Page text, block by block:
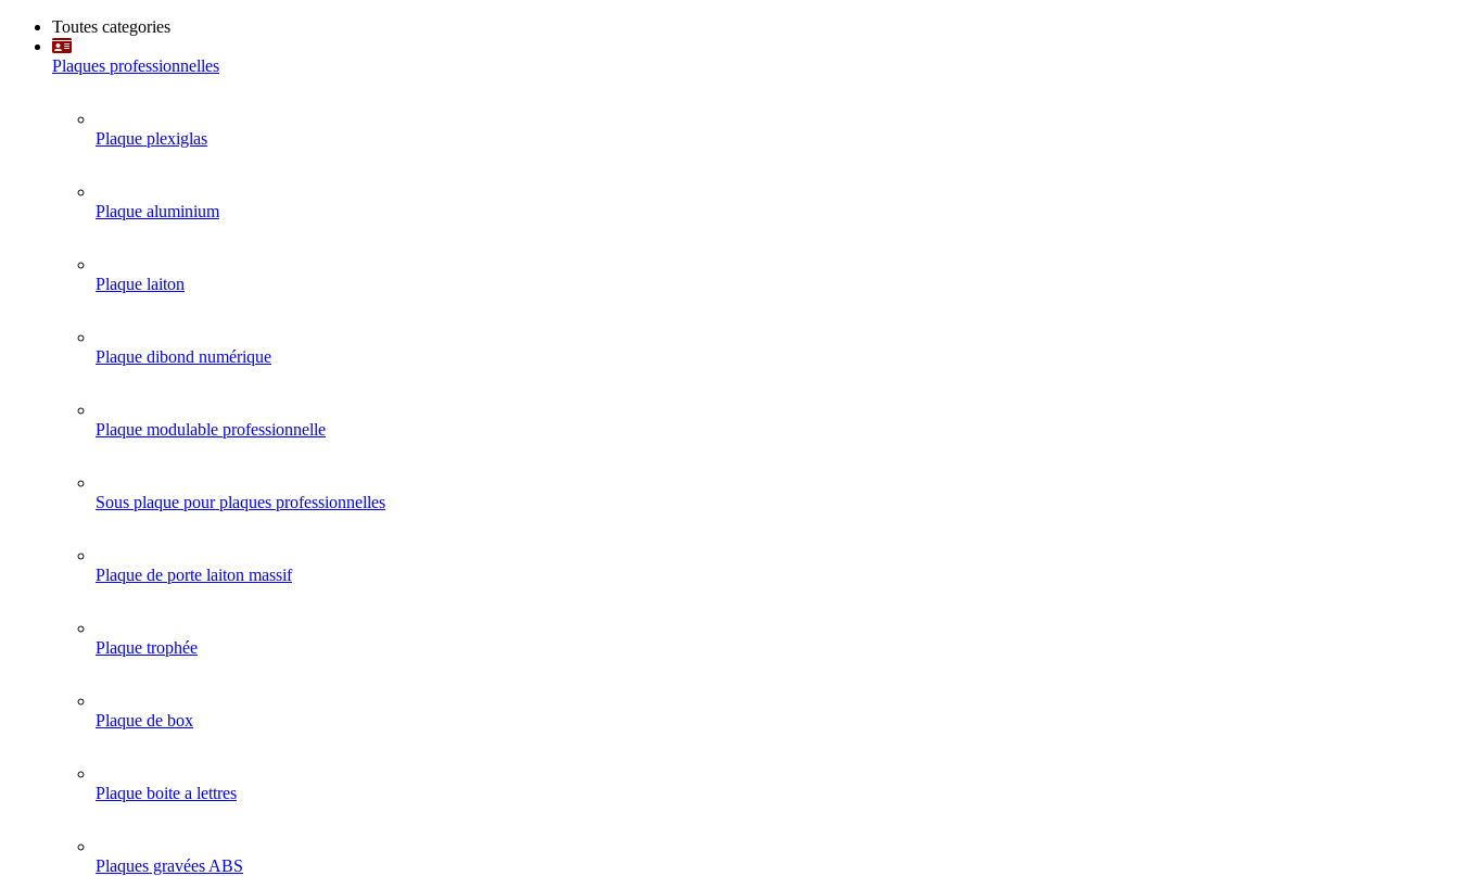
Toutes categories
Plaques professionnelles
Plaque plexiglas
Plaque aluminium
Plaque laiton
Plaque dibond numérique
Plaque modulable professionnelle
Sous plaque pour plaques professionnelles
Plaque de porte laiton massif
Plaque trophée
Plaque de box
Plaque boite a lettres
Plaques gravées ABS